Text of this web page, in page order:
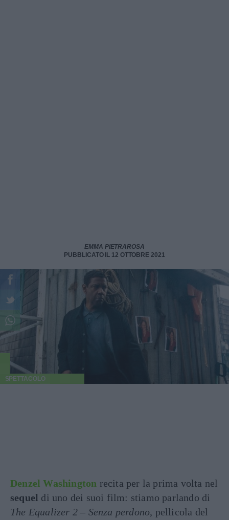
EMMA PIETRAROSA
PUBBLICATO IL 12 OTTOBRE 2021
SPETTACOLO
Denzel Washington recita per la prima volta nel
sequel di uno dei suoi film: stiamo parlando di
The Equalizer 2 – Senza perdono, pellicola del